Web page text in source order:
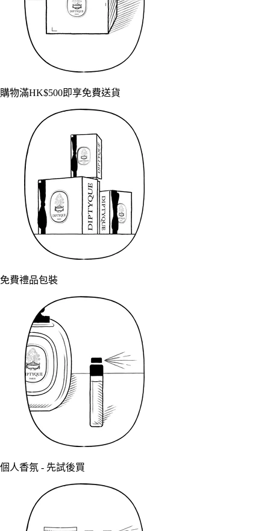
購物滿HK$500即享免費送貨
免費禮品包裝
個人香氛 - 先試後買